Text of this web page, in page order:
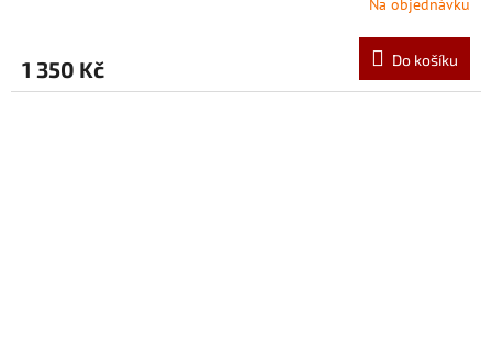
Na objednávku
1 350 Kč Do košíku